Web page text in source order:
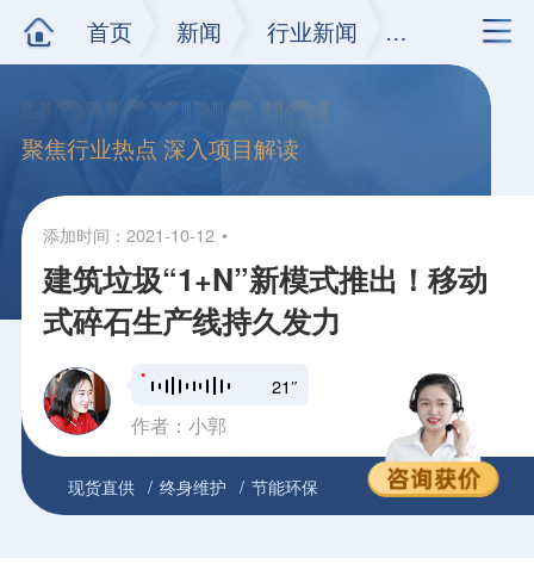
首页 新闻 行业新闻 正文
聚焦行业热点 深入项目解读
添加时间：2021-10-12
建筑垃圾“1+N”新模式推出！移动
式碎石生产线持久发力
21″
作者：小郭
现货直供 终身维护 节能环保